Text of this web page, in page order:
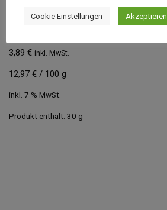
3,89 € inkl. MwSt.
12,97 € / 100 g
inkl. 7 % MwSt.
Produkt enthält: 30 g
Cookie Einstellungen Akzeptieren